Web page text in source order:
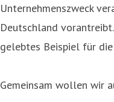
Unternehmenszweck
Deutschland
gelebtes Beispiel für
Gemeinsam wollen wir